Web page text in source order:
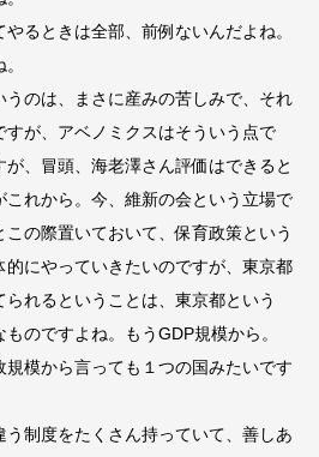
るときは全部、前例ないんだよね。
のは、まさに産みの苦しみで、それ
すが、アベノミクスはそういう点で
、冒頭、海老澤さん評価はできると
れから。今、維新の会という立場で
の際置いておいて、保育政策という
的にやっていきたいのですが、東京都
れるということは、東京都という
のですよね。もうGDP規模から。
模から言っても１つの国みたいです
制度をたくさん持っていて、善しあ